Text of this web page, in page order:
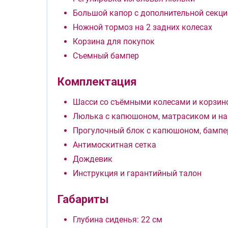
Большой капор с дополнительной
Ножной тормоз на 2 задних колесах
Корзина для покупок
Съемный бампер
Комплектация
Шасси со съёмными колесами и
Люлька с капюшоном, матрасиком и
Прогулочный блок с капюшоном,
Антимоскитная сетка
Дождевик
Инструкция и гарантийный талон
Габариты
Глубина сиденья: 22 см